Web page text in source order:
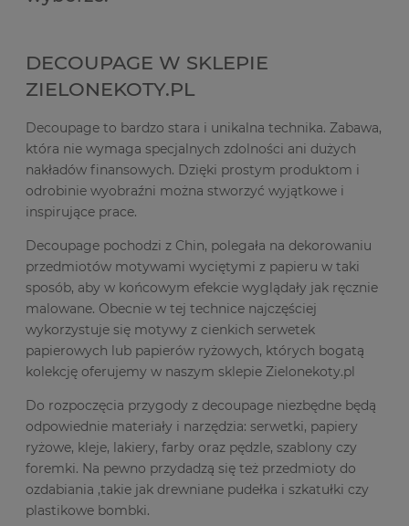
DECOUPAGE W SKLEPIE
ZIELONEKOTY.PL
Decoupage to bardzo stara i unikalna technika. Zabawa,
która nie wymaga specjalnych zdolności ani dużych
nakładów finansowych. Dzięki prostym produktom i
odrobinie wyobraźni można stworzyć wyjątkowe i
inspirujące prace.
Decoupage pochodzi z Chin, polegała na dekorowaniu
przedmiotów motywami wyciętymi z papieru w taki
sposób, aby w końcowym efekcie wyglądały jak ręcznie
malowane. Obecnie w tej technice najczęściej
wykorzystuje się motywy z cienkich serwetek
papierowych lub papierów ryżowych, których bogatą
kolekcję oferujemy w naszym sklepie Zielonekoty.pl
Do rozpoczęcia przygody z decoupage niezbędne będą
odpowiednie materiały i narzędzia: serwetki, papiery
ryżowe, kleje, lakiery, farby oraz pędzle, szablony czy
foremki. Na pewno przydadzą się też przedmioty do
ozdabiania ,takie jak drewniane pudełka i szkatułki czy
plastikowe bombki.